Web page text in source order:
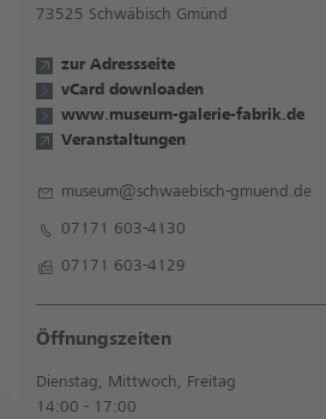
73525 Schwäbisch Gmünd
zur Adressseite
vCard downloaden
www.museum-galerie-fabrik.de
Veranstaltungen
museum@schwaebisch-gmuend.de
07171 603-4130
07171 603-4129
Öffnungszeiten
Dienstag, Mittwoch, Freitag
14:00 - 17:00